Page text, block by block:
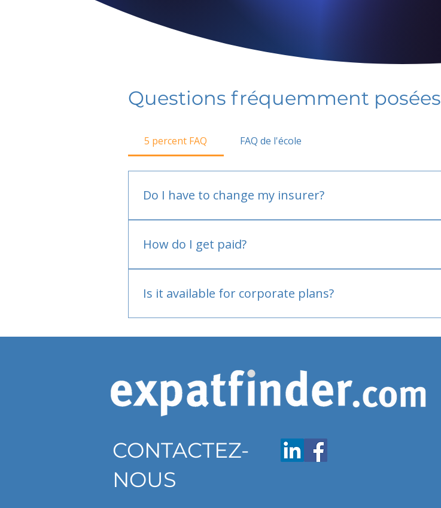
Questions fréquemment posées
5 percent FAQ FAQ de l'école
Do I have to change my insurer?
How do I get paid?
Is it available for corporate plans?
CONTACTEZ-
NOUS